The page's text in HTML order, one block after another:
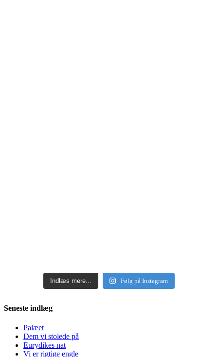
Indlæs mere... Følg på Instagram
Seneste indlæg
Palæet
Dem vi stolede på
Eurydikes nat
Vi er rigtige engle